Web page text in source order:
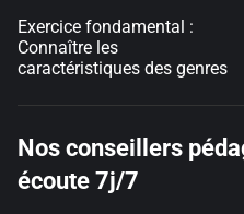
Exercice fondamental :
Connaître les
caractéristiques des genres
Nos conseillers
écoute 7j/7